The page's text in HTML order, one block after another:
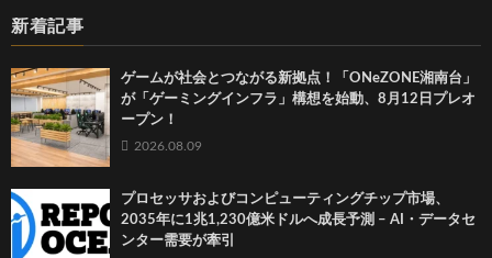
新着記事
ゲームが社会とつながる新拠点！「ONeZONE湘南台」
が「ゲーミングインフラ」構想を始動、8月12日プレオ
ープン！
2026.08.09
プロセッサおよびコンピューティングチップ市場、
2035年に1兆1,230億米ドルへ成長予測 – AI・データセ
ンター需要が牽引